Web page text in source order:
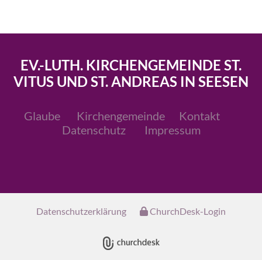
EV.-LUTH. KIRCHENGEMEINDE ST.
VITUS UND ST. ANDREAS IN SEESEN
Glaube Kirchengemeinde
Kontakt
Datenschutz
Impressum
Datenschutzerklärung ChurchDesk-Login